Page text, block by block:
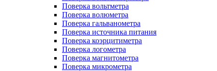
Поверка вольтметра
Поверка волюметра
Поверка гальванометра
Поверка источника питания
Поверка коэрцитиметра
Поверка логометра
Поверка магнитометра
Поверка микрометра